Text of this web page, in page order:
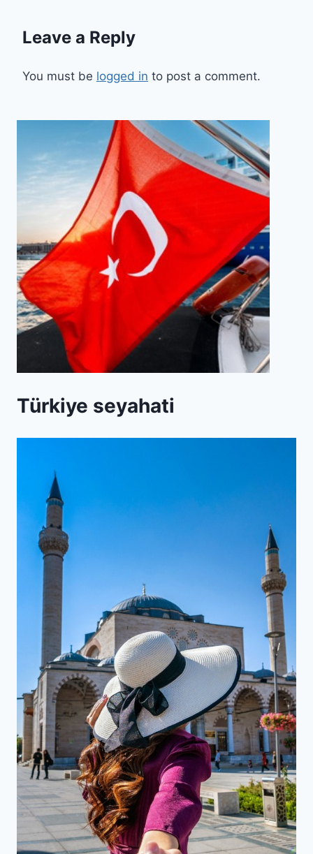
Leave a Reply
You must be logged in to post a comment.
Türkiye seyahati